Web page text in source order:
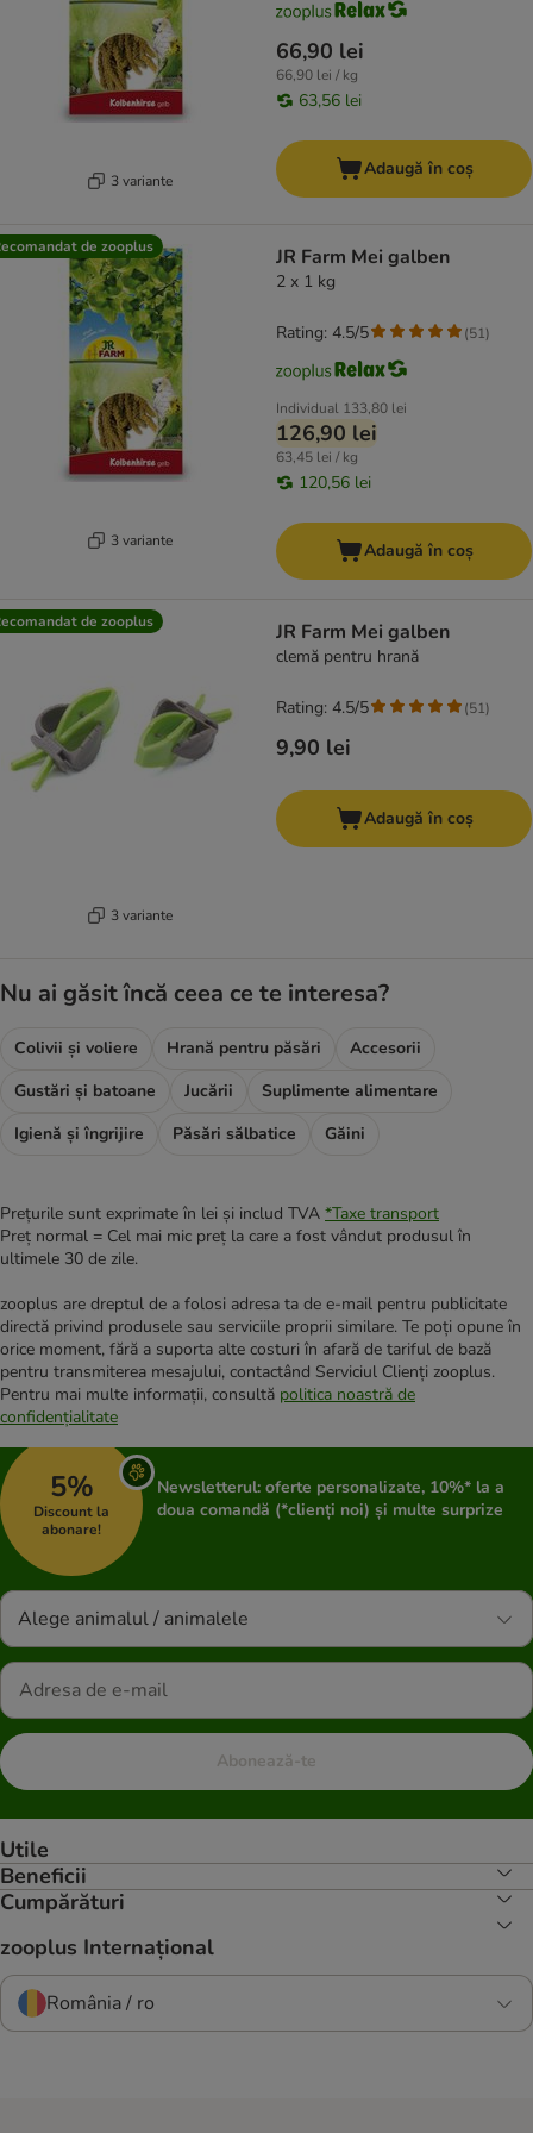
3 variante
66,90 lei
66,90 lei / kg
63,56 lei
Adaugă în coș
de zooplus
3 variante
JR Farm Mei galben
2 x 1 kg
Individual 133,80 lei
126,90 lei
63,45 lei / kg
120,56 lei
Rating: 4.5/5 (51)
Adaugă în coș
de zooplus
3 variante
JR Farm Mei galben
clemă pentru hrană
9,90 lei
Rating: 4.5/5 (51)
Adaugă în coș
Nu ai găsit încă ceea ce te interesa?
Colivii și voliere Hrană pentru păsări
Accesorii
Gustări și batoane
Jucării
Suplimente alimentare
Igienă și îngrijire
Păsări sălbatice Găini
Prețurile sunt exprimate în lei și includ TVA *Taxe transport
Preț normal = Cel mai mic preț la care a fost vândut produsul în
ultimele 30 de zile.
zooplus are dreptul de a folosi adresa ta de e-mail pentru publicitate
directă privind produsele sau serviciile proprii similare. Te poți opune în
orice moment, fără a suporta alte costuri în afară de tariful de bază
pentru transmiterea mesajului, contactând Serviciul Clienți zooplus.
Pentru mai multe informații, consultă politica noastră de
confidențialitate
5%
Discount la
abonare!
Newsletterul: oferte personalizate, 10%* la a
doua comandă (*clienți noi) și multe surprize
Alege animalul / animalele
Abonează-te
Utile
Beneficii
Cumpărături
zooplus Internațional
România / ro